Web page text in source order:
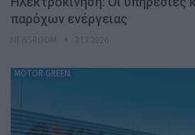
παρόχων ενέργειας
MOTOR GREEN